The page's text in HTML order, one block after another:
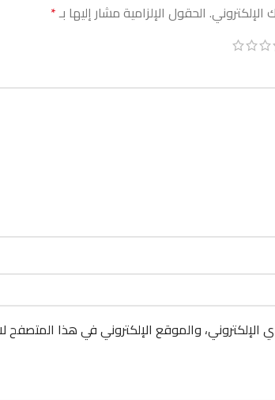
الإلكتروني. الحقول الإلزامية مشار إليها بـ*
والموقع الإلكتروني في هذا المتصفح